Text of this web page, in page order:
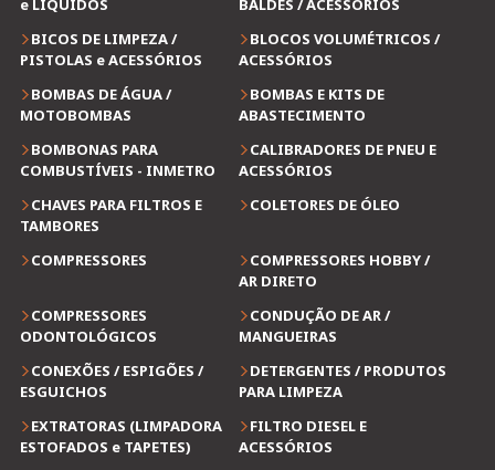
e LIQUIDOS
BALDES / ACESSÓRIOS
BICOS DE LIMPEZA /
PISTOLAS e ACESSÓRIOS
BLOCOS VOLUMÉTRICOS /
ACESSÓRIOS
BOMBAS DE ÁGUA /
MOTOBOMBAS
BOMBAS E KITS DE
ABASTECIMENTO
BOMBONAS PARA
COMBUSTÍVEIS - INMETRO
CALIBRADORES DE PNEU E
ACESSÓRIOS
CHAVES PARA FILTROS E
TAMBORES
COLETORES DE ÓLEO
COMPRESSORES
COMPRESSORES HOBBY /
AR DIRETO
COMPRESSORES
ODONTOLÓGICOS
CONDUÇÃO DE AR /
MANGUEIRAS
CONEXÕES / ESPIGÕES /
ESGUICHOS
DETERGENTES / PRODUTOS
PARA LIMPEZA
EXTRATORAS (LIMPADORA
ESTOFADOS e TAPETES)
FILTRO DIESEL E
ACESSÓRIOS